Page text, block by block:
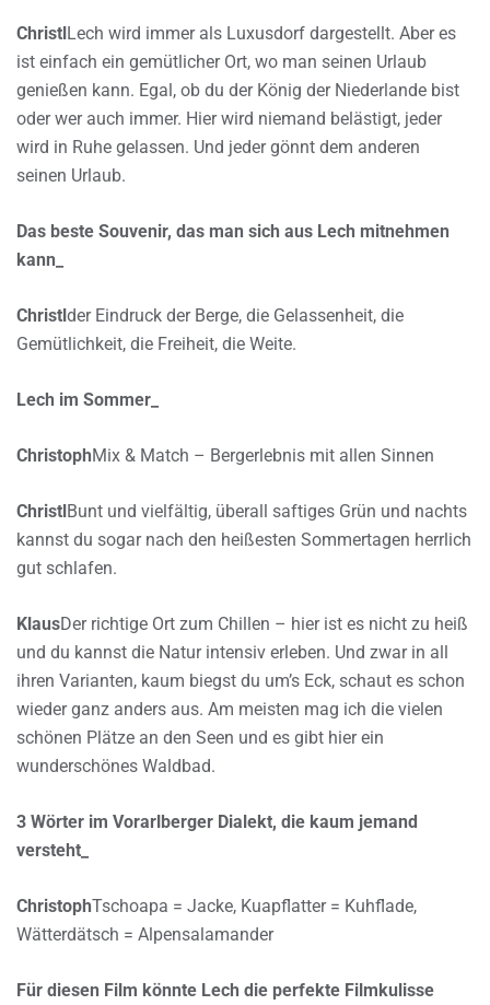
ChristlLech wird immer als Luxusdorf dargestellt. Aber es
ist einfach ein gemütlicher Ort, wo man seinen Urlaub
genießen kann. Egal, ob du der König der Niederlande bist
oder wer auch immer. Hier wird niemand belästigt, jeder
wird in Ruhe gelassen. Und jeder gönnt dem anderen
seinen Urlaub.
Das beste Souvenir, das man sich aus Lech mitnehmen
kann_
Christlder Eindruck der Berge, die Gelassenheit, die
Gemütlichkeit, die Freiheit, die Weite.
Lech im Sommer_
ChristophMix & Match – Bergerlebnis mit allen Sinnen
ChristlBunt und vielfältig, überall saftiges Grün und nachts
kannst du sogar nach den heißesten Sommertagen herrlich
gut schlafen.
KlausDer richtige Ort zum Chillen – hier ist es nicht zu heiß
und du kannst die Natur intensiv erleben. Und zwar in all
ihren Varianten, kaum biegst du um’s Eck, schaut es schon
wieder ganz anders aus. Am meisten mag ich die vielen
schönen Plätze an den Seen und es gibt hier ein
wunderschönes Waldbad.
3 Wörter im Vorarlberger Dialekt, die kaum jemand
versteht_
ChristophTschoapa = Jacke, Kuapflatter = Kuhflade,
Wätterdätsch = Alpensalamander
Für diesen Film könnte Lech die perfekte Filmkulisse